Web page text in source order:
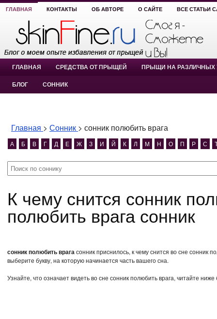
ГЛАВНАЯ КОНТАКТЫ ОБ АВТОРЕ О САЙТЕ ВСЕ СТАТЬИ
ГЛАВНАЯ СРЕДСТВА ОТ ПРЫЩЕЙ ПРЫЩИ НА РАЗЛИЧНЫХ
БЛОГ СОННИК
Главная > Сонник > сонник полюбить врага
А Б В Г Д Е Ж З И Й К Л М Н О П Р С
К чему снится сонник полюбить врага? сонник
полюбить врага сонник
сонник полюбить врагасонник приснилось, к чему снится во сне сонник
выберите букву, на которую начинается часть вашего сна.
Узнайте, что означает видеть во сне сонник полюбить врага, читайте